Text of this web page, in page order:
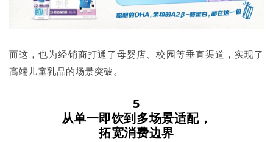
而这，也为经销商打通了母婴店、校园等垂直渠道，实现了
高端儿童乳品的场景突破。
5
从单一即饮到多场景适配，
拓宽消费边界